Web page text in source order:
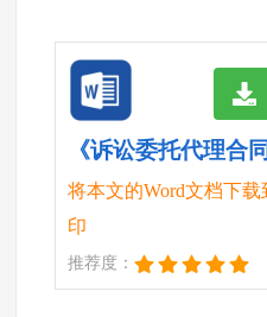
《诉讼委托代理合
将本文的Word文档下
印
推荐度：